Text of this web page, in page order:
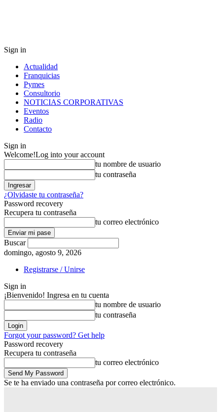
Sign in
Actualidad
Franquicias
Pymes
Consultorio
NOTICIAS CORPORATIVAS
Eventos
Radio
Contacto
Sign in
Welcome!Log into your account
tu nombre de usuario
tu contraseña
¿Olvidaste tu contraseña?
Password recovery
Recupera tu contraseña
tu correo electrónico
Buscar
domingo, agosto 9, 2026
Registrarse / Unirse
Sign in
¡Bienvenido! Ingresa en tu cuenta
tu nombre de usuario
tu contraseña
Forgot your password? Get help
Password recovery
Recupera tu contraseña
tu correo electrónico
Se te ha enviado una contraseña por correo electrónico.